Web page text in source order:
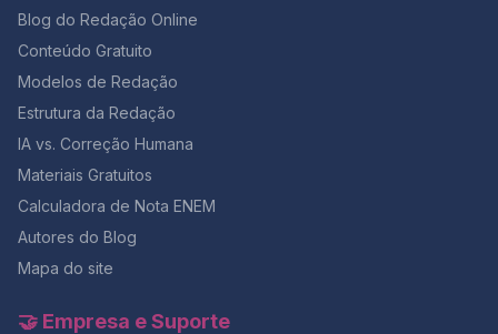
pélvica. III. O uso de análogos do GnRH no tratamento
da endometriose induz a uma pseudomenopausa com
submetidas à fertilização in vitro (FIV) têm menores
taxas de gravidez que aquelas que são submetidas à
FIV por obstrução tubária. De acordo com os seus
conhecimento, quais estão corretas? a) Apenas I e III.
b) Apenas II e IV. c) Apenas I, II e III. d) Apenas II, III e IV.
e) I, II, III e IV. Você gostou desse post? Então, continue
mundo da redação e
Blog do Redação Online
Conteúdo Gratuito
Modelos de Redação
Estrutura da Redação
IA vs. Correção Humana
Materiais Gratuitos
Calculadora de Nota ENEM
Autores do Blog
Mapa do site
🤝 Empresa e Suporte